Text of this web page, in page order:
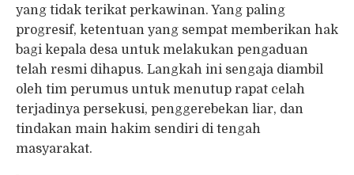
yang tidak terikat perkawinan. Yang paling
progresif, ketentuan yang sempat memberikan hak
bagi kepala desa untuk melakukan pengaduan
telah resmi dihapus. Langkah ini sengaja diambil
oleh tim perumus untuk menutup rapat celah
terjadinya persekusi, penggerebekan liar, dan
tindakan main hakim sendiri di tengah
masyarakat.